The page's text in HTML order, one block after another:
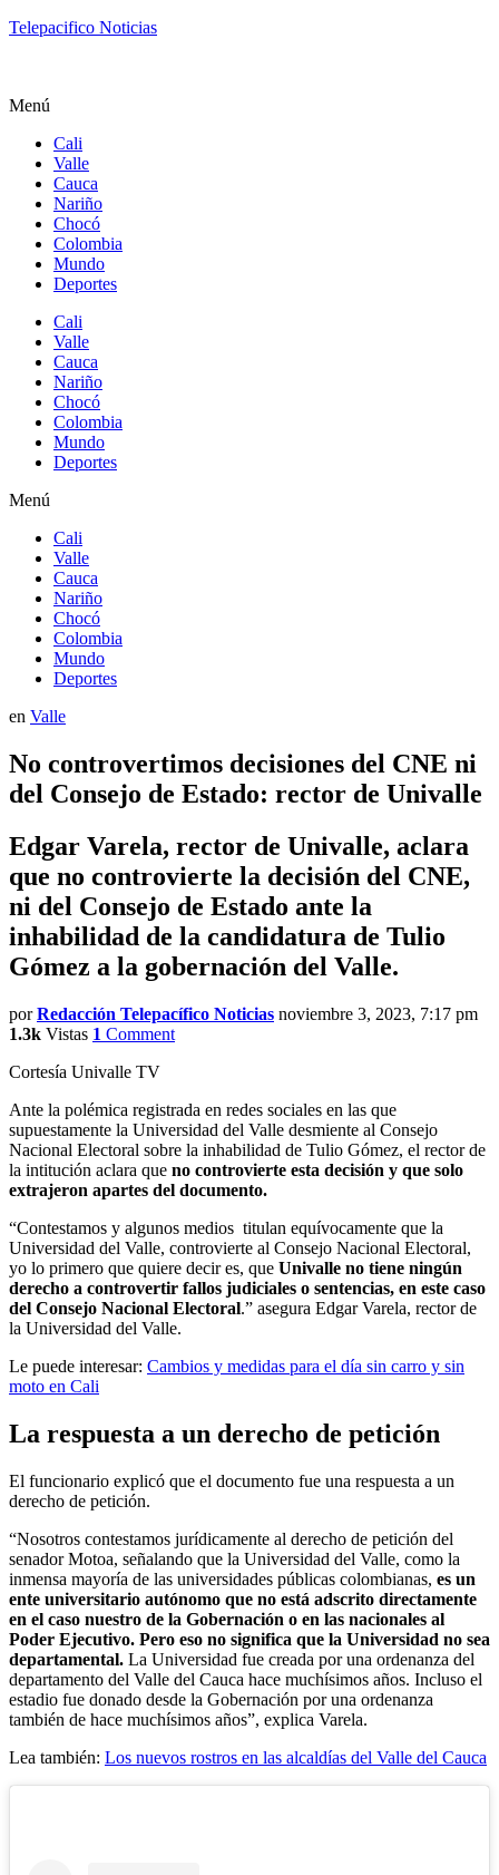
Telepacifico Noticias
Menú
Cali
Valle
Cauca
Nariño
Chocó
Colombia
Mundo
Deportes
Cali
Valle
Cauca
Nariño
Chocó
Colombia
Mundo
Deportes
Menú
Cali
Valle
Cauca
Nariño
Chocó
Colombia
Mundo
Deportes
en Valle
No controvertimos decisiones del CNE ni
del Consejo de Estado: rector de Univalle
Edgar Varela, rector de Univalle, aclara
que no controvierte la decisión del CNE,
ni del Consejo de Estado ante la
inhabilidad de la candidatura de Tulio
Gómez a la gobernación del Valle.
por Redacción Telepacífico Noticias noviembre 3, 2023, 7:17 pm
1.3k Vistas 1 Comment
Cortesía Univalle TV
Ante la polémica registrada en redes sociales en las que
supuestamente la Universidad del Valle desmiente al Consejo
Nacional Electoral sobre la inhabilidad de Tulio Gómez, el rector de
la intitución aclara que no controvierte esta decisión y que solo
extrajeron apartes del documento.
“Contestamos y algunos medios titulan equívocamente que la
Universidad del Valle, controvierte al Consejo Nacional Electoral,
yo lo primero que quiere decir es, que Univalle no tiene ningún
derecho a controvertir fallos judiciales o sentencias, en este caso
del Consejo Nacional Electoral.” asegura Edgar Varela, rector de
la Universidad del Valle.
Le puede interesar: Cambios y medidas para el día sin carro y sin
moto en Cali
La respuesta a un derecho de petición
El funcionario explicó que el documento fue una respuesta a un
derecho de petición.
“Nosotros contestamos jurídicamente al derecho de petición del
senador Motoa, señalando que la Universidad del Valle, como la
inmensa mayoría de las universidades públicas colombianas, es un
ente universitario autónomo que no está adscrito directamente
en el caso nuestro de la Gobernación o en las nacionales al
Poder Ejecutivo. Pero eso no significa que la Universidad no sea
departamental. La Universidad fue creada por una ordenanza del
departamento del Valle del Cauca hace muchísimos años. Incluso el
estadio fue donado desde la Gobernación por una ordenanza
también de hace muchísimos años”, explica Varela.
Lea también: Los nuevos rostros en las alcaldías del Valle del Cauca